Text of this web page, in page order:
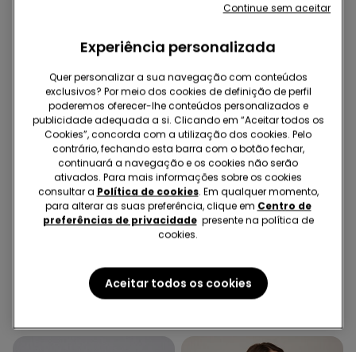
Microfibra Reciclada
Soutien Faixa Almofadado
Decotado Microfibra
5 Pares de Soquetes em
Algodão Cor Única
Unissexo
4,99 €
Experiência personalizada
Quer personalizar a sua navegação com conteúdos
exclusivos? Por meio dos cookies de definição de perfil
poderemos oferecer-lhe conteúdos personalizados e
publicidade adequada a si. Clicando em “Aceitar todos os
Cookies”, concorda com a utilização dos cookies. Pelo
contrário, fechando esta barra com o botão fechar,
continuará a navegação e os cookies não serão
ativados. Para mais informações sobre os cookies
consultar a Política de cookies. Em qualquer momento,
para alterar as suas preferência, clique em Centro de
preferências de privacidadepresente na política de
cookies.
Aceitar todos os cookies
Continue sem aceitar